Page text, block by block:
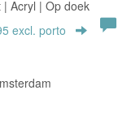
Acryl | Op doek
excl. porto